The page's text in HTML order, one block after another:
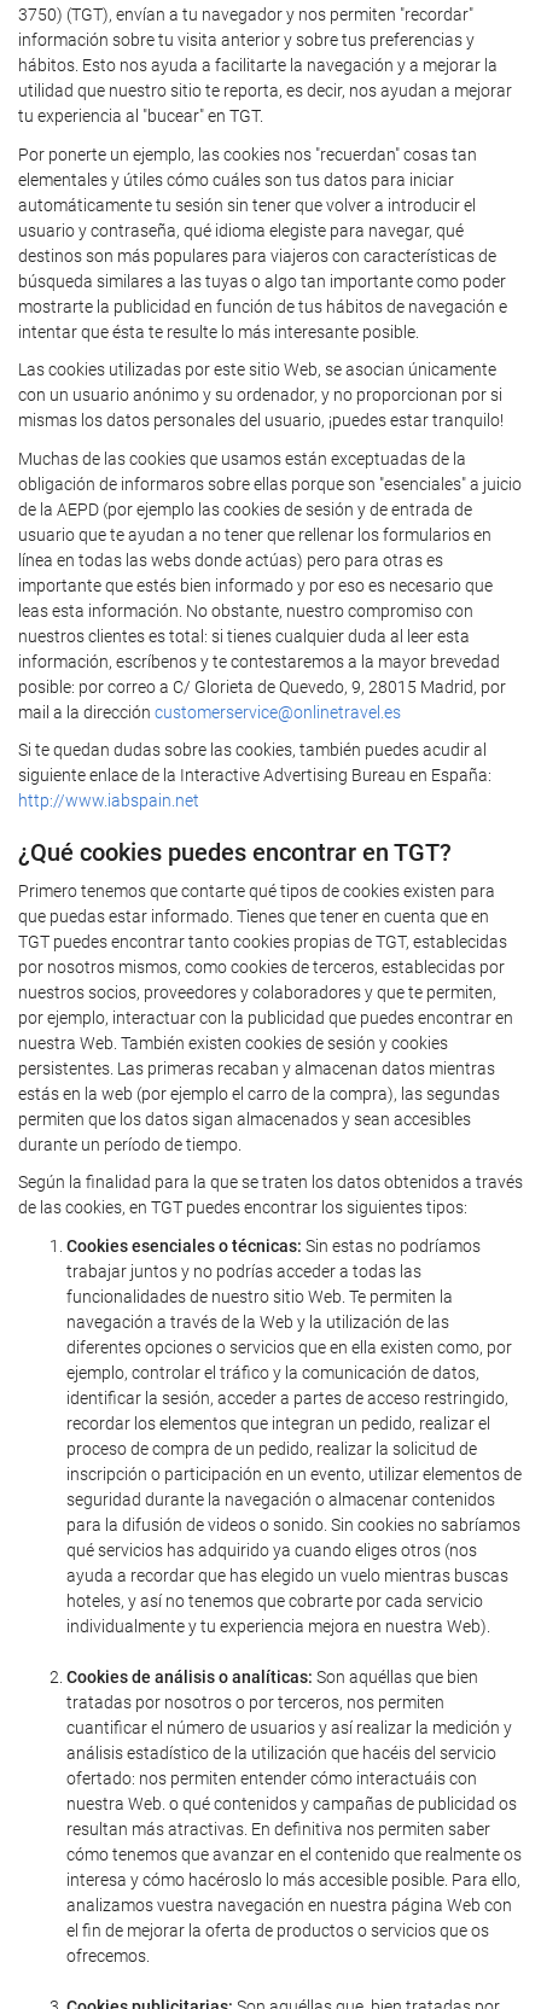
3750) (TGT), envían a tu navegador y nos permiten "recordar"
información sobre tu visita anterior y sobre tus preferencias y
hábitos. Esto nos ayuda a facilitarte la navegación y a mejorar la
utilidad que nuestro sitio te reporta, es decir, nos ayudan a mejorar
tu experiencia al "bucear" en TGT.
Por ponerte un ejemplo, las cookies nos "recuerdan" cosas tan
elementales y útiles cómo cuáles son tus datos para iniciar
automáticamente tu sesión sin tener que volver a introducir el
usuario y contraseña, qué idioma elegiste para navegar, qué
destinos son más populares para viajeros con características de
búsqueda similares a las tuyas o algo tan importante como poder
mostrarte la publicidad en función de tus hábitos de navegación e
intentar que ésta te resulte lo más interesante posible.
Las cookies utilizadas por este sitio Web, se asocian únicamente
con un usuario anónimo y su ordenador, y no proporcionan por si
mismas los datos personales del usuario, ¡puedes estar tranquilo!
Muchas de las cookies que usamos están exceptuadas de la
obligación de informaros sobre ellas porque son "esenciales" a juicio
de la AEPD (por ejemplo las cookies de sesión y de entrada de
usuario que te ayudan a no tener que rellenar los formularios en
línea en todas las webs donde actúas) pero para otras es
importante que estés bien informado y por eso es necesario que
leas esta información. No obstante, nuestro compromiso con
nuestros clientes es total: si tienes cualquier duda al leer esta
información, escríbenos y te contestaremos a la mayor brevedad
posible: por correo a C/ Glorieta de Quevedo, 9, 28015 Madrid, por
mail a la dirección customerservice@onlinetravel.es
Si te quedan dudas sobre las cookies, también puedes acudir al
siguiente enlace de la Interactive Advertising Bureau en España:
http://www.iabspain.net
¿Qué cookies puedes encontrar en TGT?
Primero tenemos que contarte qué tipos de cookies existen para
que puedas estar informado. Tienes que tener en cuenta que en
TGT puedes encontrar tanto cookies propias de TGT, establecidas
por nosotros mismos, como cookies de terceros, establecidas por
nuestros socios, proveedores y colaboradores y que te permiten,
por ejemplo, interactuar con la publicidad que puedes encontrar en
nuestra Web. También existen cookies de sesión y cookies
persistentes. Las primeras recaban y almacenan datos mientras
estás en la web (por ejemplo el carro de la compra), las segundas
permiten que los datos sigan almacenados y sean accesibles
durante un período de tiempo.
Según la finalidad para la que se traten los datos obtenidos a través
de las cookies, en TGT puedes encontrar los siguientes tipos:
Cookies esenciales o técnicas: Sin estas no podríamos
trabajar juntos y no podrías acceder a todas las
funcionalidades de nuestro sitio Web. Te permiten la
navegación a través de la Web y la utilización de las
diferentes opciones o servicios que en ella existen como, por
ejemplo, controlar el tráfico y la comunicación de datos,
identificar la sesión, acceder a partes de acceso restringido,
recordar los elementos que integran un pedido, realizar el
proceso de compra de un pedido, realizar la solicitud de
inscripción o participación en un evento, utilizar elementos de
seguridad durante la navegación o almacenar contenidos
para la difusión de videos o sonido. Sin cookies no sabríamos
qué servicios has adquirido ya cuando eliges otros (nos
ayuda a recordar que has elegido un vuelo mientras buscas
hoteles, y así no tenemos que cobrarte por cada servicio
individualmente y tu experiencia mejora en nuestra Web).
Cookies de análisis o analíticas: Son aquéllas que bien
tratadas por nosotros o por terceros, nos permiten
cuantificar el número de usuarios y así realizar la medición y
análisis estadístico de la utilización que hacéis del servicio
ofertado: nos permiten entender cómo interactuáis con
nuestra Web. o qué contenidos y campañas de publicidad os
resultan más atractivas. En definitiva nos permiten saber
cómo tenemos que avanzar en el contenido que realmente os
interesa y cómo hacéroslo lo más accesible posible. Para ello,
analizamos vuestra navegación en nuestra página Web con
el fin de mejorar la oferta de productos o servicios que os
ofrecemos.